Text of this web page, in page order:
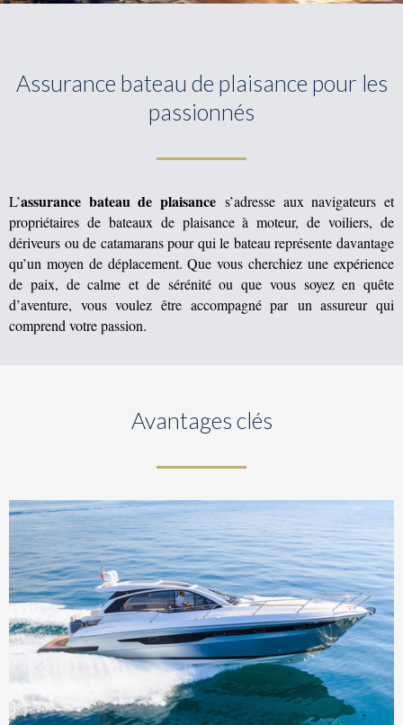
Assurance bateau de plaisance pour les
passionnés
L’assurance bateau de plaisance s’adresse aux navigateurs et
propriétaires de bateaux de plaisance à moteur, de voiliers, de
dériveurs ou de catamarans pour qui le bateau représente davantage
qu’un moyen de déplacement. Que vous cherchiez une expérience
de paix, de calme et de sérénité ou que vous soyez en quête
d’aventure, vous voulez être accompagné par un assureur qui
comprend votre passion.
Avantages clés